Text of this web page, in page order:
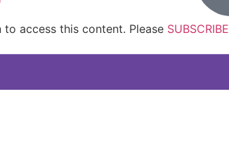
access this content. Please SUBSCRIBE